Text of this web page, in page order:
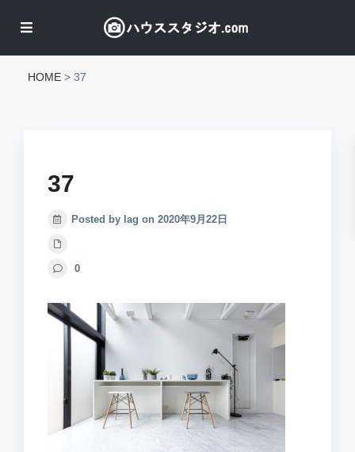
HOME > 37
37
Posted by lag on 2020年9月22日
0